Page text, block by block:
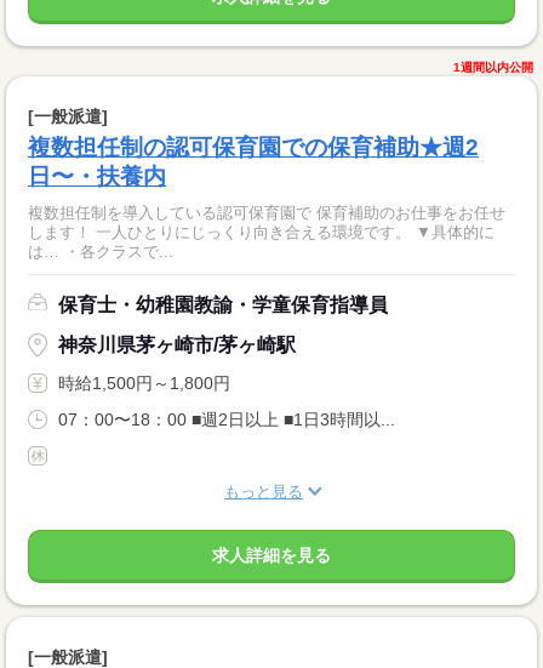
1週間以内公開
[一般派遣]
複数担任制の認可保育園での保育補助★週2
日〜・扶養内
複数担任制を導入している認可保育園で 保育補助のお仕事をお任せ
します！ 一人ひとりにじっくり向き合える環境です。 ▼具体的に
は… ・各クラスで...
保育士・幼稚園教諭・学童保育指導員
神奈川県茅ヶ崎市/茅ヶ崎駅
時給1,500円～1,800円
07：00〜18：00 ■週2日以上 ■1日3時間以...
もっと見る
求人詳細を見る
[一般派遣]